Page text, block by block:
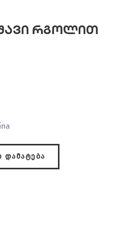
შავი რგოლით
ᲓᲐᲛᲐᲢᲔᲑᲐ